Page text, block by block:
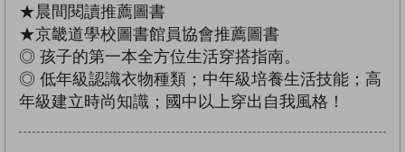
★晨間閱讀推薦圖書
★京畿道學校圖書館員協會推薦圖書
◎ 孩子的第一本全方位生活穿搭指南。
◎ 低年級認識衣物種類；中年級培養生活技能；高
年級建立時尚知識；國中以上穿出自我風格！